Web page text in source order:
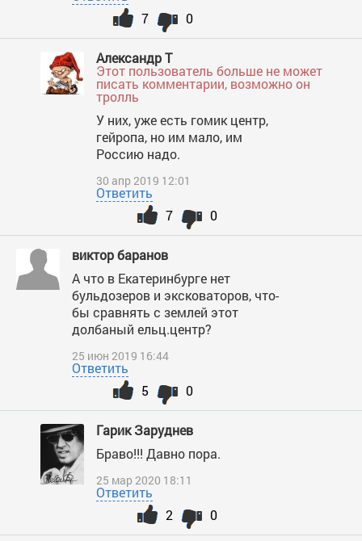
0
7
Александр Т
Этот пользователь больше не может
писать комментарии, возможно он
тролль
У них, уже есть гомик центр,
гейропа, но им мало, им
Россию надо.
30 апр 2019 12:01
Ответить
0
7
виктор баранов
А что в Екатеринбурге нет
бульдозеров и эксковаторов, что-
бы сравнять с землей этот
долбаный ельц.центр?
25 июн 2019 16:44
Ответить
0
5
Гарик Заруднев
Браво!!! Давно пора.
25 мар 2020 18:11
Ответить
0
2